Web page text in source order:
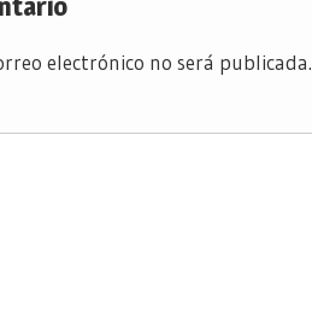
electrónico no será publicada.